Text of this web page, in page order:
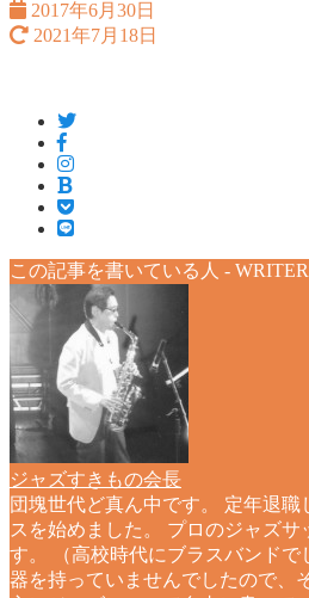
2017年6月30日
2021年7月18日
この記事を書いている人 - WRITER
ジャズすきもの会長
団塊世代ど真ん中です。 定年退職
スを始めました。 プロのジャズサ
す。 （高校時代にブラスバンドで
器を持っていませんでしたので、